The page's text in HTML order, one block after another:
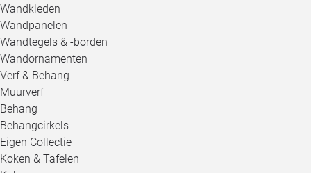
Wandkleden
Wandpanelen
Wandtegels & -borden
Wandornamenten
Verf & Behang
Muurverf
Behang
Behangcirkels
Eigen Collectie
Koken & Tafelen